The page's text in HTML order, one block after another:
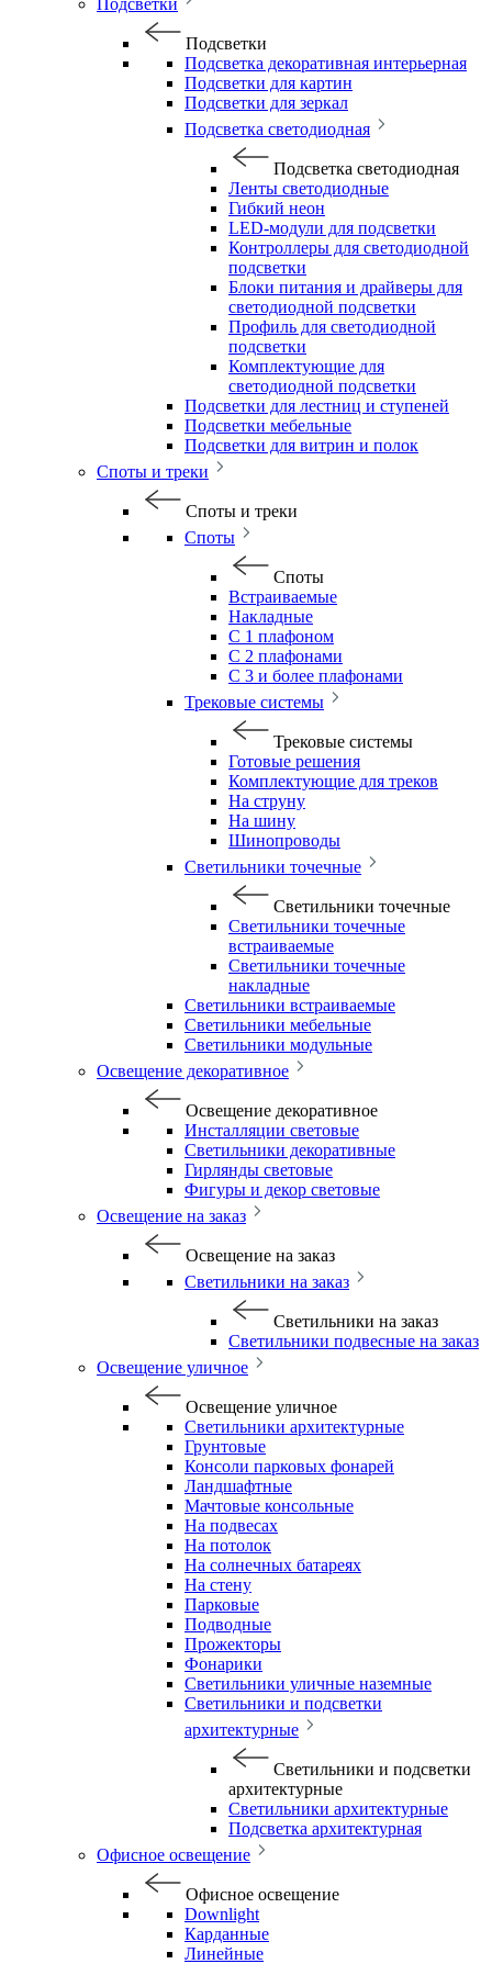
Подсветки
Подсветки
Подсветка декоративная интерьерная
Подсветки для картин
Подсветки для зеркал
Подсветка светодиодная
Подсветка светодиодная
Ленты светодиодные
Гибкий неон
LED-модули для подсветки
Контроллеры для светодиодной
подсветки
Блоки питания и драйверы для
светодиодной подсветки
Профиль для светодиодной
подсветки
Комплектующие для
светодиодной подсветки
Подсветки для лестниц и ступеней
Подсветки мебельные
Подсветки для витрин и полок
Споты и треки
Споты и треки
Споты
Споты
Встраиваемые
Накладные
С 1 плафоном
С 2 плафонами
С 3 и более плафонами
Трековые системы
Трековые системы
Готовые решения
Комплектующие для треков
На струну
На шину
Шинопроводы
Светильники точечные
Светильники точечные
Светильники точечные
встраиваемые
Светильники точечные
накладные
Светильники встраиваемые
Светильники мебельные
Светильники модульные
Освещение декоративное
Освещение декоративное
Инсталляции световые
Светильники декоративные
Гирлянды световые
Фигуры и декор световые
Освещение на заказ
Освещение на заказ
Светильники на заказ
Светильники на заказ
Светильники подвесные на заказ
Освещение уличное
Освещение уличное
Светильники архитектурные
Грунтовые
Консоли парковых фонарей
Ландшафтные
Мачтовые консольные
На подвесах
На потолок
На солнечных батареях
На стену
Парковые
Подводные
Прожекторы
Фонарики
Светильники уличные наземные
Светильники и подсветки
архитектурные
Светильники и подсветки
архитектурные
Светильники архитектурные
Подсветка архитектурная
Офисное освещение
Офисное освещение
Downlight
Карданные
Линейные